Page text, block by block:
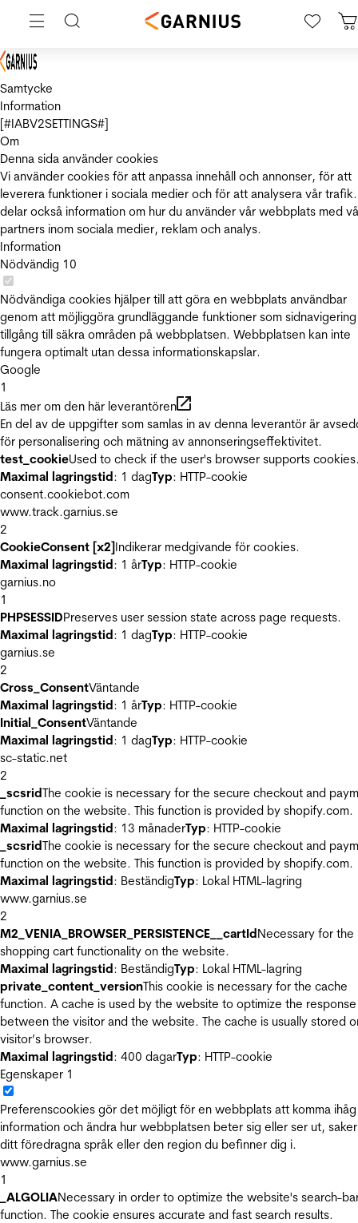
Samtycke
Information
[#IABV2SETTINGS#]
Om
Denna sida använder cookies
Vi använder cookies för att anpassa innehåll och annonser, för att
leverera funktioner i sociala medier och för att analysera vår
delar också information om hur du använder vår webbplats med
partners inom sociala medier, reklam och analys.
Information
Nödvändig 10
Nödvändiga cookies hjälper till att göra en webbplats användbar
genom att möjliggöra grundläggande funktioner som
tillgång till säkra områden på webbplatsen. Webbplatsen kan inte
fungera optimalt utan dessa informationskapslar.
Google
1
Läs mer om den här leverantören
En del av de uppgifter som samlas in av denna leverantör är
för personalisering och mätning av annonseringseffektivitet.
test_cookieUsed to check if the user's browser supports
Maximal lagringstid: 1 dagTyp: HTTP-cookie
consent.cookiebot.com
www.track.garnius.se
2
CookieConsent [x2]Indikerar medgivande för cookies.
Maximal lagringstid: 1 årTyp: HTTP-cookie
garnius.no
1
PHPSESSIDPreserves user session state across page requests.
Maximal lagringstid: 1 dagTyp: HTTP-cookie
garnius.se
2
Cross_ConsentVäntande
Maximal lagringstid: 1 årTyp: HTTP-cookie
Initial_ConsentVäntande
Maximal lagringstid: 1 dagTyp: HTTP-cookie
sc-static.net
2
_scsridThe cookie is necessary for the secure checkout and
function on the website. This function is provided by shopify.com.
Maximal lagringstid: 13 månaderTyp: HTTP-cookie
_scsridThe cookie is necessary for the secure checkout and
function on the website. This function is provided by shopify.com.
Maximal lagringstid: BeständigTyp: Lokal HTML-lagring
www.garnius.se
2
M2_VENIA_BROWSER_PERSISTENCE__cartIdNecessary for the
shopping cart functionality on the website.
Maximal lagringstid: BeständigTyp: Lokal HTML-lagring
private_content_versionThis cookie is necessary for the cache
function. A cache is used by the website to optimize the
between the visitor and the website. The cache is usually stored
visitor’s browser.
Maximal lagringstid: 400 dagarTyp: HTTP-cookie
Egenskaper 1
Preferenscookies gör det möjligt för en webbplats att komma ihåg
information och ändra hur webbplatsen beter sig eller ser ut,
ditt föredragna språk eller den region du befinner dig i.
www.garnius.se
1
_ALGOLIANecessary in order to optimize the website's search-
function. The cookie ensures accurate and fast search results.